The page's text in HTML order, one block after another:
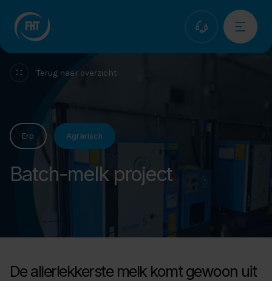
bedrijf
Terug naar overzicht
Erp Agrarisch
Batch-melk project
De allerlekkerste melk komt gewoon uit